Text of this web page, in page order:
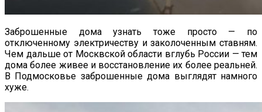
Заброшенные дома узнать тоже просто — по
отключенному электричеству и заколоченным ставням.
Чем дальше от Москвской области вглубь России — тем
дома более живее и восстановление их более реальней.
В Подмосковье заброшенные дома выглядят намного
хуже.